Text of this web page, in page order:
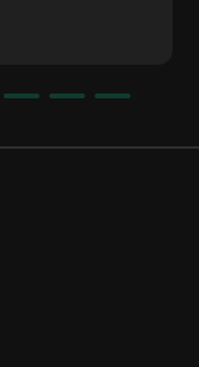
описывается
новых
правил и